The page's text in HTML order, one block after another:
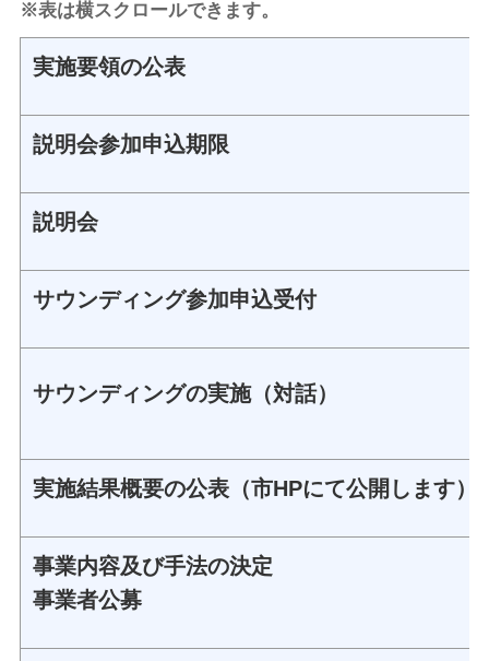
※表は横スクロールできます。
実施要領の公表
説明会参加申込期限
説明会
サウンディング参加申込受付
サウンディングの実施（対話）
実施結果概要の公表（市HPにて公開します）
事業内容及び手法の決定
事業者公募